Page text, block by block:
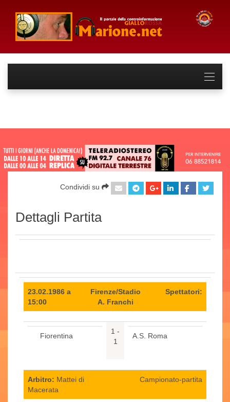
Condividi su
Dettagli Partita
23.02.1986 a
15:00
Firenze/Stadio
A. Franchi
Spettatori:
Fiorentina
1 -
1
A.S. Roma
Arbitro: Mattei di
Macerata
Campionato-partita